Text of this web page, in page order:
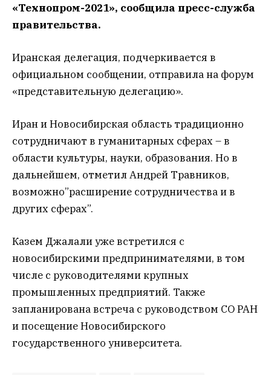
«Технопром-2021», сообщила пресс-служба
правительства.
Иранская делегация, подчеркивается в
официальном сообщении, отправила на форум
«представительную делегацию».
Иран и Новосибирская область традиционно
сотрудничают в гуманитарных сферах – в
области культуры, науки, образования. Но в
дальнейшем, отметил Андрей Травников,
возможно”расширение сотрудничества и в
других сферах”.
Казем Джалали уже встретился с
новосибирскими предпринимателями, в том
числе с руководителями крупных
промышленных предприятий. Также
запланирована встреча с руководством СО РАН
и посещение Новосибирского
государственного университета.